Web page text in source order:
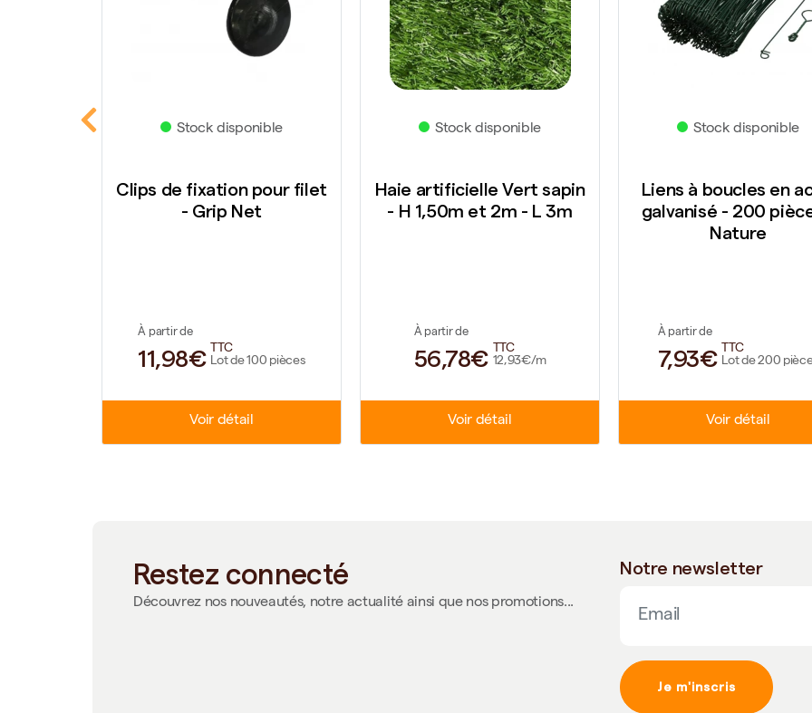
Stock disponible
Clips de fixation pour filet
- Grip Net
À partir de
11,98€
TTC
Lot de 100 pièces
Voir détail
Stock disponible
Haie artificielle Vert sapin
- H 1,50m et 2m - L 3m
À partir de
56,78€
TTC
12,93€/m
Voir détail
Stock disponible
Liens à boucles en
galvanisé - 200
Nature
À partir de
7,93€
TTC
Lot de 200
Voir détail
Restez connecté
Découvrez nos nouveautés, notre actualité ainsi que nos promotions...
Notre newsletter
Je m'inscris